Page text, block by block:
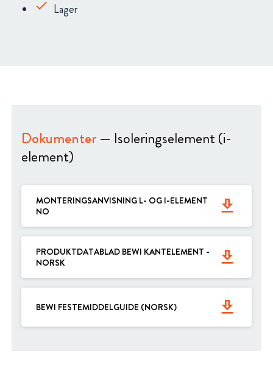
Lager
Dokumenter— Isoleringselement (i-
element)
MONTERINGSANVISNING L- OG I-ELEMENT
NO
get_app
PRODUKTDATABLAD BEWI KANTELEMENT -
NORSK
get_app
BEWI FESTEMIDDELGUIDE (NORSK) get_app